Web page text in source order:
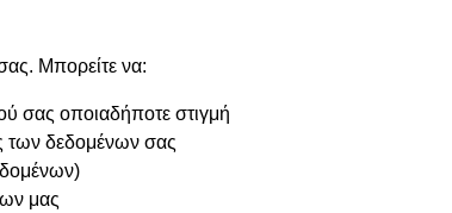
Μπορείτε να:
σας οποιαδήποτε στιγμή
των δεδομένων σας
μας